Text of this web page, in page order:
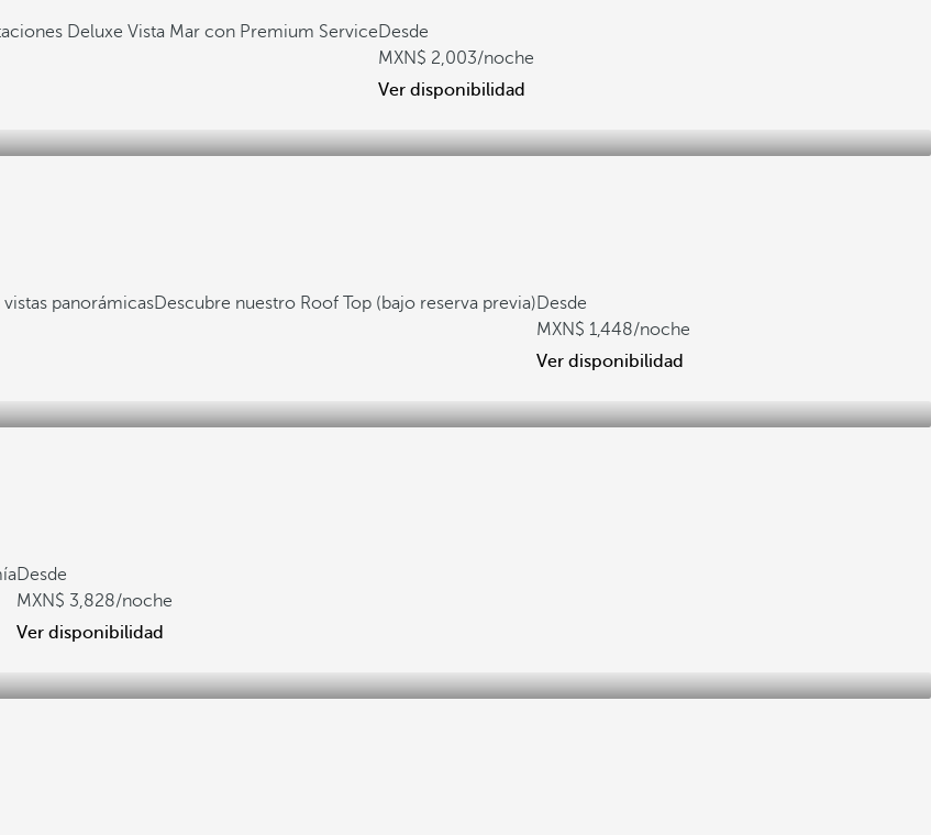
Deluxe Vista Mar con Premium ServiceDesde
2,003/noche
Ver disponibilidad
panorámicasDescubre nuestro Roof Top (bajo reserva previa)Desde
1,448/noche
Ver disponibilidad
Desde
3,828/noche
Ver disponibilidad